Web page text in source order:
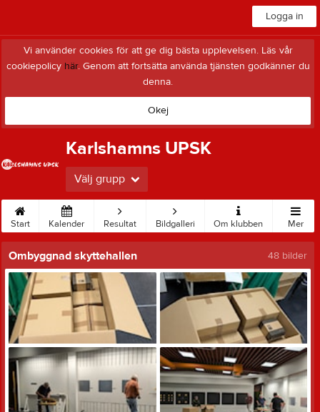
Logga in
Vi använder cookies för att ge dig bästa upplevelsen. Läs vår
cookiepolicy här. Genom att fortsätta använda tjänsten godkänner du
denna.
Okej
Karlshamns UPSK
Välj grupp
Start Kalender Resultat Bildgalleri Om klubben Mer
Ombyggnad skyttehallen 48 bilder